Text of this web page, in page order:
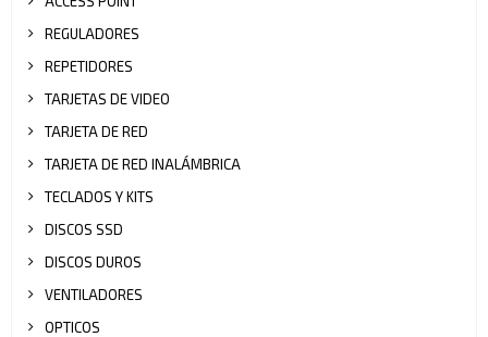
REGULADORES
REPETIDORES
TARJETAS DE VIDEO
TARJETA DE RED
TARJETA DE RED INALÁMBRICA
TECLADOS Y KITS
DISCOS SSD
DISCOS DUROS
VENTILADORES
OPTICOS